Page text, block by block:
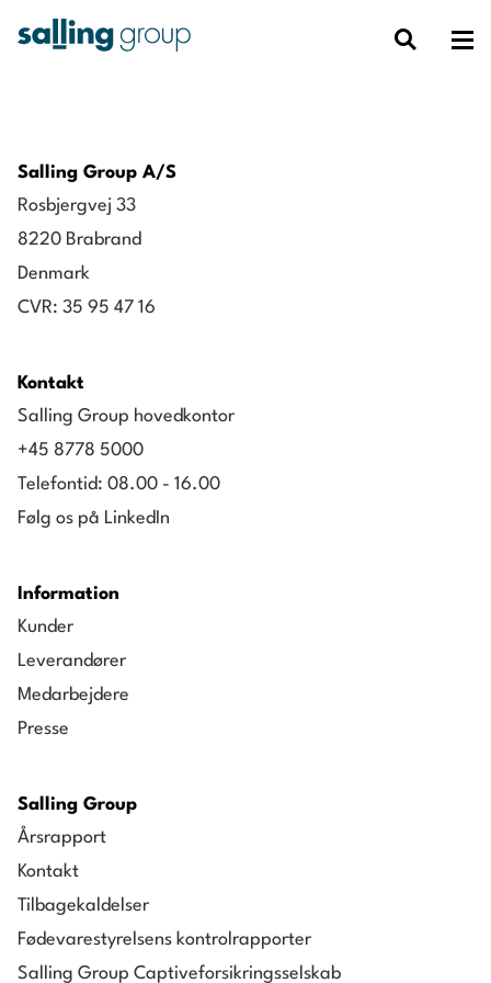
Salling Group A/S
Rosbjergvej 33
8220 Brabrand
Denmark
CVR: 35 95 47 16
Kontakt
Salling Group hovedkontor
+45 8778 5000
Telefontid: 08.00 - 16.00
Følg os på LinkedIn
Information
Kunder
Leverandører
Medarbejdere
Presse
Salling Group
Årsrapport
Kontakt
Tilbagekaldelser
Fødevarestyrelsens kontrolrapporter
Salling Group Captiveforsikringsselskab